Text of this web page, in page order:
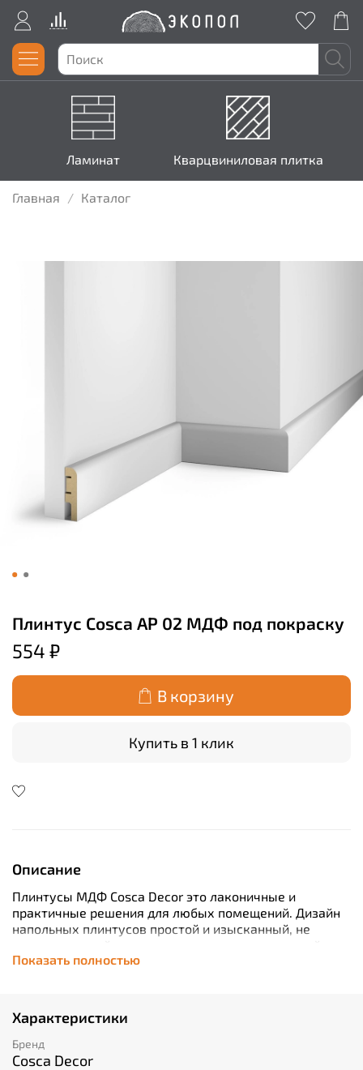
Ламинат Кварцвиниловая плитка
Главная Каталог
Плинтус Cosca AP 02 МДФ под покраску
554 ₽
В корзину
Купить в 1 клик
Описание
Плинтусы МДФ Cosca Decor это лаконичные и
практичные решения для любых помещений. Дизайн
напольных плинтусов простой и изысканный, не
притягивающий взгляд, но логично завершающий
любое решение в интерьере. Плинтусы производятся
воздействий и служащей основой для последующей
чистовой окраски плинтуса. Плинтусы можно
окрашивать в любые цвета, любыми видами красок,
они легко монтируются при помощи клея и саморезов
Показать полностью
Характеристики
Бренд
Cosca Decor